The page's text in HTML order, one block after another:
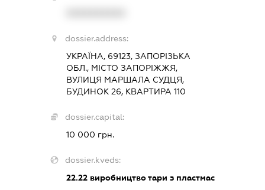
dossier.address:
УКРАЇНА, 69123, ЗАПОРІЗЬКА
ОБЛ., МІСТО ЗАПОРІЖЖЯ,
ВУЛИЦЯ МАРШАЛА СУДЦЯ,
БУДИНОК 26, КВАРТИРА 110
dossier.capital:
10 000 грн.
dossier.kveds:
22.22 виробництво тари з пластмас